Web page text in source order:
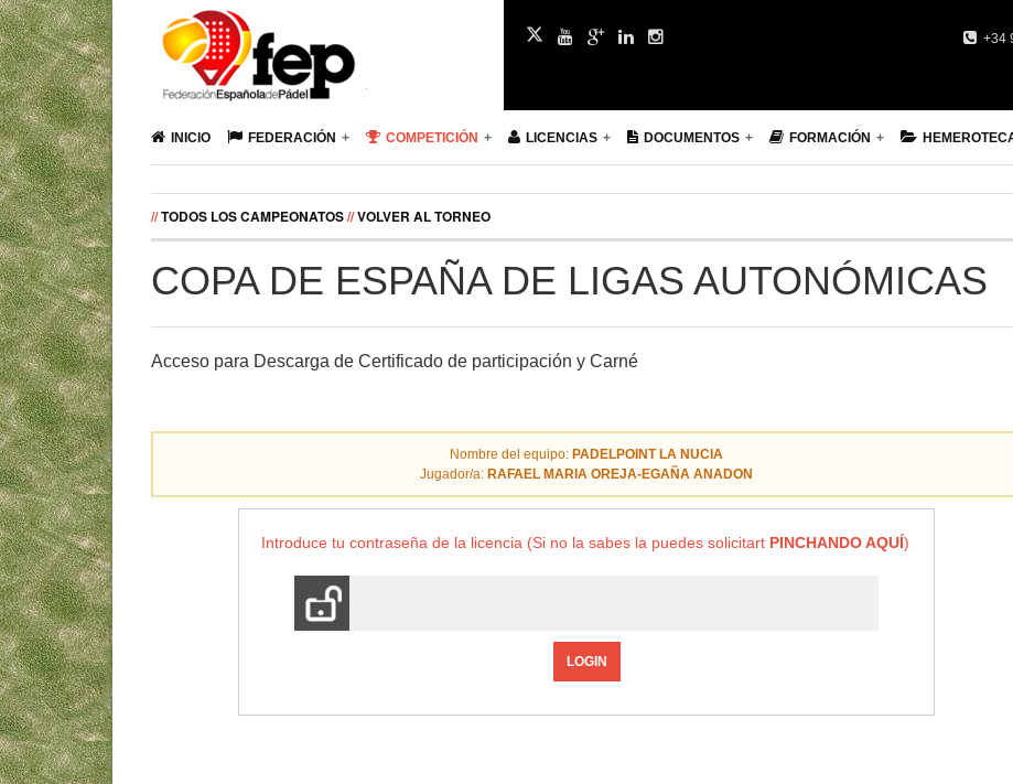
+34
INICIO FEDERACIÓN COMPETICIÓN LICENCIAS DOCUMENTOS FORMACIÓN
//TODOS LOS CAMPEONATOS//VOLVER AL TORNEO
COPA DE ESPAÑA DE LIGAS AUTONÓMICAS
Acceso para Descarga de Certificado de participación y Carné
Nombre del equipo: PADELPOINT LA NUCIA
Jugador/a: RAFAEL MARIA OREJA-EGAÑA ANADON
Introduce tu contraseña de la licencia (Si no la sabes la puedes solicitart PINCHANDO AQUÍ)
LOGIN